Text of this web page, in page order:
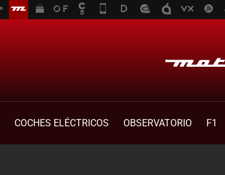
COCHES ELÉCTRICOS OBSERVATORIO F1